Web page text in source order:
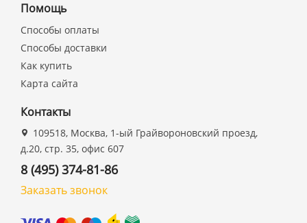
Помощь
Способы оплаты
Способы доставки
Как купить
Карта сайта
Контакты
109518, Москва, 1-ый Грайвороновский проезд,
д.20, стр. 35, офис 607
8 (495) 374-81-86
Заказать звонок